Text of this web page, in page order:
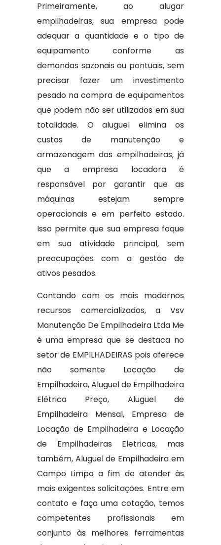
Primeiramente, ao alugar
empilhadeiras, sua empresa pode
adequar a quantidade e o tipo de
equipamento conforme as
demandas sazonais ou pontuais, sem
precisar fazer um investimento
pesado na compra de equipamentos
que podem não ser utilizados em sua
totalidade. O aluguel elimina os
custos de manutenção e
armazenagem das empilhadeiras, já
que a empresa locadora é
responsável por garantir que as
máquinas estejam sempre
operacionais e em perfeito estado.
Isso permite que sua empresa foque
em sua atividade principal, sem
preocupações com a gestão de
ativos pesados.
Contando com os mais modernos
recursos comercializados, a Vsv
Manutenção De Empilhadeira Ltda Me
é uma empresa que se destaca no
setor de EMPILHADEIRAS pois oferece
não somente Locação de
Empilhadeira, Aluguel de Empilhadeira
Elétrica Preço, Aluguel de
Empilhadeira Mensal, Empresa de
Locação de Empilhadeira e Locação
de Empilhadeiras Eletricas, mas
também, Aluguel de Empilhadeira em
Campo Limpo a fim de atender às
mais exigentes solicitações. Entre em
contato e faça uma cotação, temos
competentes profissionais em
conjunto às melhores ferramentas